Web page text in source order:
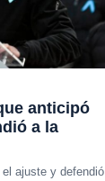
anticipó
a la
ajuste y defendió